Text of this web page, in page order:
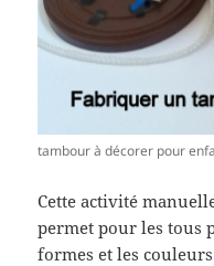
tambour à décorer pour
Cette activité
permet pour les tous
formes et les